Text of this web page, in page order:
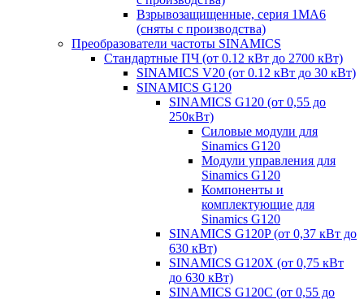
Взрывозащищенные, серия 1MA6
(сняты с производства)
Преобразователи частоты SINAMICS
Стандартные ПЧ (от 0.12 кВт до 2700 кВт)
SINAMICS V20 (от 0.12 кВт до 30 кВт)
SINAMICS G120
SINAMICS G120 (от 0,55 до
250кВт)
Силовые модули для
Sinamics G120
Модули управления для
Sinamics G120
Компоненты и
комплектующие для
Sinamics G120
SINAMICS G120P (от 0,37 кВт до
630 кВт)
SINAMICS G120X (от 0,75 кВт
до 630 кВт)
SINAMICS G120C (от 0,55 до